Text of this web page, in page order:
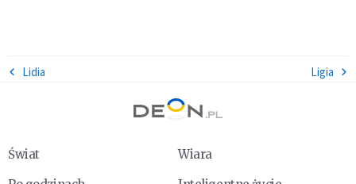
Lidia Ligia
Świat
Wiara